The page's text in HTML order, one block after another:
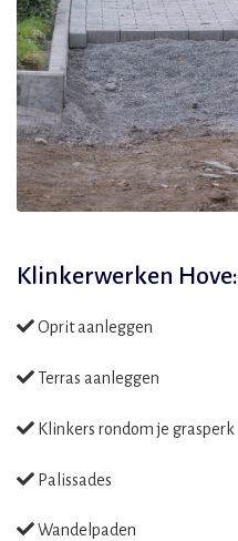
Klinkerwerken Hove:
Oprit aanleggen
Terras aanleggen
Klinkers rondom je grasperk
Palissades
Wandelpaden